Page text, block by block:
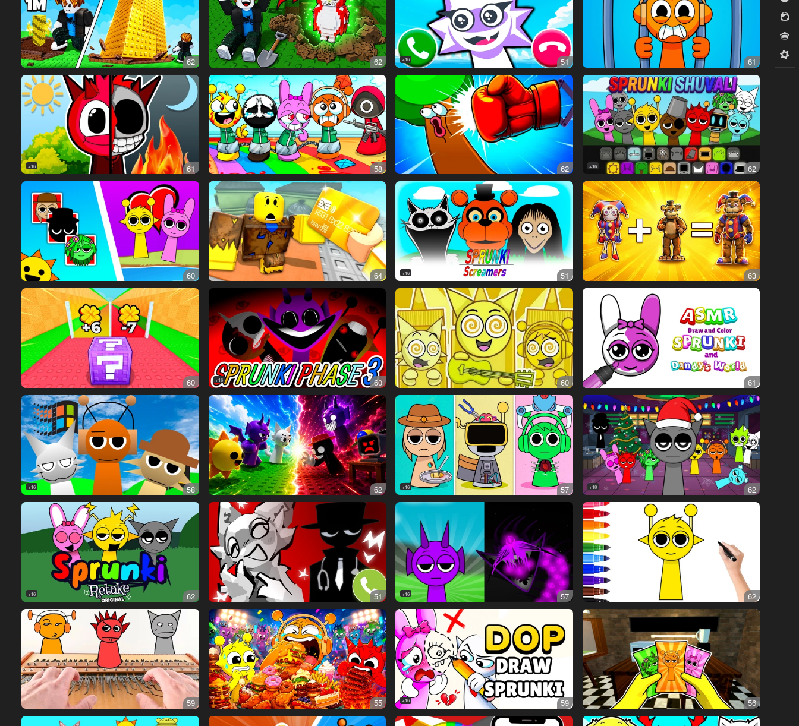
ميدكور
61
51
16+
62
62
62
16+
62
58
61
16+
63
51
16+
64
60
61
60
60
16+
60
62
18+
57
16+
62
58
16+
62
57
16+
51
62
16+
56
59
16+
55
59